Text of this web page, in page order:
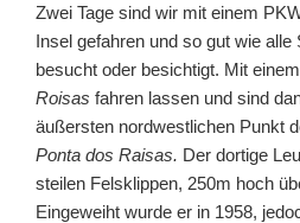
Zwei Tage sind wir mit einem
Insel gefahren und so gut wie
besucht oder besichtigt. Mit
Roisas fahren lassen und sind
äußersten nordwestlichen Punkt
Ponta dos Raisas. Der dortige
steilen Felsklippen, 250m hoch
Eingeweiht wurde er in 1958,